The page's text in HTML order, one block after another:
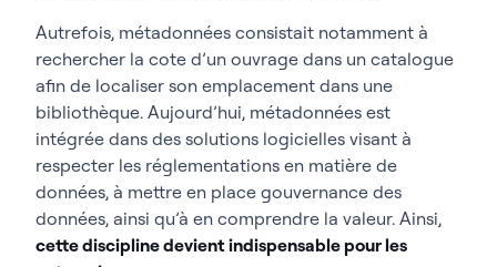
Autrefois, métadonnées consistait notamment à
rechercher la cote d’un ouvrage dans un catalogue
afin de localiser son emplacement dans une
bibliothèque. Aujourd’hui, métadonnées est
intégrée dans des solutions logicielles visant à
respecter les réglementations en matière de
données, à mettre en place gouvernance des
données, ainsi qu’à en comprendre la valeur. Ainsi,
cette discipline devient indispensable pour les